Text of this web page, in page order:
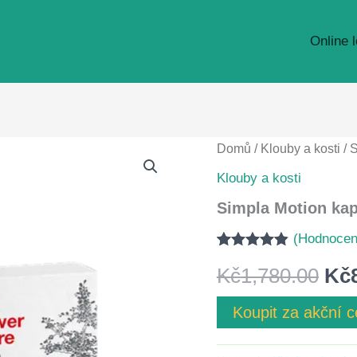
Online
Domů / Klouby a kosti /
Klouby a kosti
Simpla Motion
4.80z 5 na
základě
hodnocení
zákazníků
Kč1,780.00 Kč
Koupit za akční